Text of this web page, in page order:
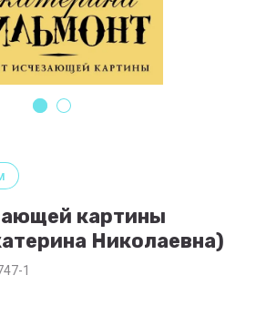
картины
Николаевна)
1